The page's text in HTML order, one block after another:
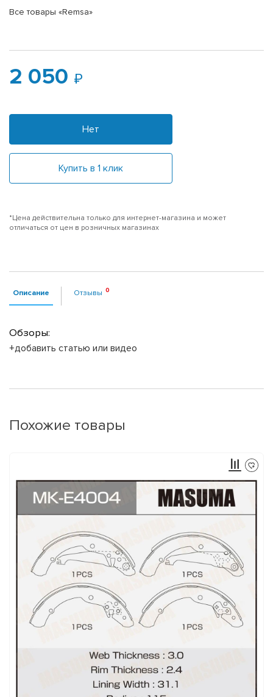
Все товары «Remsa»
2 050
Нет
Купить в 1 клик
*Цена действительна только для интернет-магазина и может
отличаться от цен в розничных магазинах
Описание Отзывы
Обзоры:
+добавить статью или видео
Похожие товары